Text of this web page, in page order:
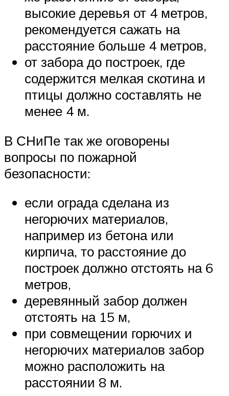
высокие деревья от 4 метров,
рекомендуется сажать на
расстояние больше 4 метров,
от забора до построек, где
содержится мелкая скотина и
птицы должно составлять не
менее 4 м.
В СНиПе так же оговорены
вопросы по пожарной
безопасности:
если ограда сделана из
негорючих материалов,
например из бетона или
кирпича, то расстояние до
построек должно отстоять на 6
метров,
деревянный забор должен
отстоять на 15 м,
при совмещении горючих и
негорючих материалов забор
можно расположить на
расстоянии 8 м.